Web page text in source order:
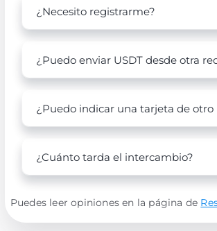
¿Necesito registrarme?
¿Puedo enviar USDT desde otra
¿Puedo indicar una tarjeta de otro
¿Cuánto tarda el intercambio?
Puedes leer opiniones en la página de